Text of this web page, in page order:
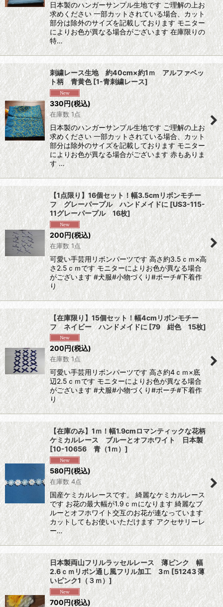
日本製のハンガーサンプル生地です ご理解の上お
求めください 一部カットされている場合、カット
部分は除外のサイズを記載しております モニター
によりお色が異なる場合がございます 在庫限りの
特…
刺繍レース生地 約40cm×約1ｍ アルファベッ
ト柄 青黄色[1-青刺繍レース]
330円(税込)
在庫数 1点
日本製のハンガーサンプル生地です ご理解の上お
求めください 一部カットされている場合、カット
部分は除外のサイズを記載しております モニター
によりお色が異なる場合がございます 赤もありま
す …
【1点限り】16個セット！幅3.5cmリボンモチー
フ グレーパープル ハンドメイドに [US3-115-
11グレーパープル 16枚]
200円(税込)
在庫数 1点
可愛い手芸用リボンパーツです 高さ約3.5ｃｍ×高
さ2.5ｃｍです モニターによりお色が異なる場合
がございます #犬服#小物づくり#ポーチ#下着作
り
【在庫限り】15個セット！幅4cmリボンモチー
フ ネイビー ハンドメイドに [79 紺色 15枚]
200円(税込)
在庫数 1点
可愛い手芸用リボンパーツです 高さ約4ｃｍ×底
辺2.5ｃｍです モニターによりお色が異なる場合
がございます #犬服#小物づくり#ポーチ#下着作
り
【在庫のみ】1ｍ！幅1.9cmロマンティックな花柄
ケミカルレース ブルーとオフホワイト 日本製
[10-10656 青（1ｍ） ]
580円(税込)
在庫数 4点
国産ケミカルレースです。 綺麗なケミカルレース
です お花の最大幅が1.9ｃｍになります 綺麗なブ
ルーとオフホワイト交互のお花が連なっています
カットしてもお使いいただけます アクセサリーレ
ー…
日本製両山フリルラッセルレース 薄ピンク 幅
2.6ｃｍリボン通し風フリル加工 3ｍ [51243 薄
いピンク1（３ｍ）]
700円(税込)